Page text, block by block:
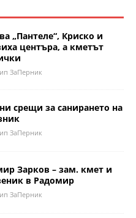
„Пантеле“, Криско и
центъра, а кметът
ЗаПерник
срещи за санирането на
ЗаПерник
Зарков – зам. кмет и
в Радомир
ЗаПерник